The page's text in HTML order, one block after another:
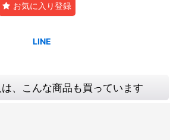
お気に入り登録
、こんな商品も買っています